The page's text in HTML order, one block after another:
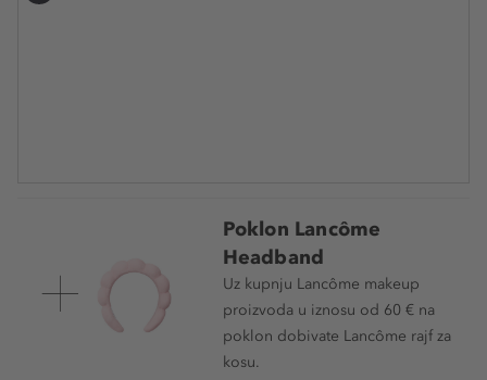
Poklon Lancôme
Headband
Uz kupnju Lancôme makeup
proizvoda u iznosu od 60 € na
poklon dobivate Lancôme rajf za
kosu.